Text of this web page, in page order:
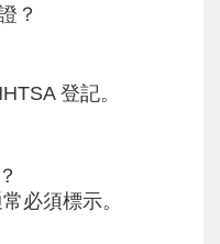
？
登記。
必須標示。